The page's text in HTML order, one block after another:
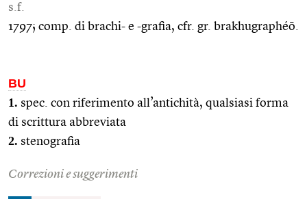
s.f.
1797; comp. di brachi- e -grafia, cfr. gr. brakhugraphéō.
BU
1. spec. con riferimento all’antichità, qualsiasi forma
di scrittura abbreviata
2. stenografia
Correzioni e suggerimenti